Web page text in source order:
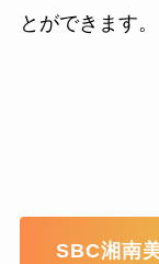
とができます。
SBC湘南